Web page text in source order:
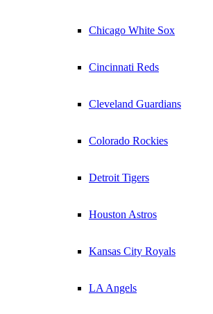
Chicago White Sox
Cincinnati Reds
Cleveland Guardians
Colorado Rockies
Detroit Tigers
Houston Astros
Kansas City Royals
LA Angels